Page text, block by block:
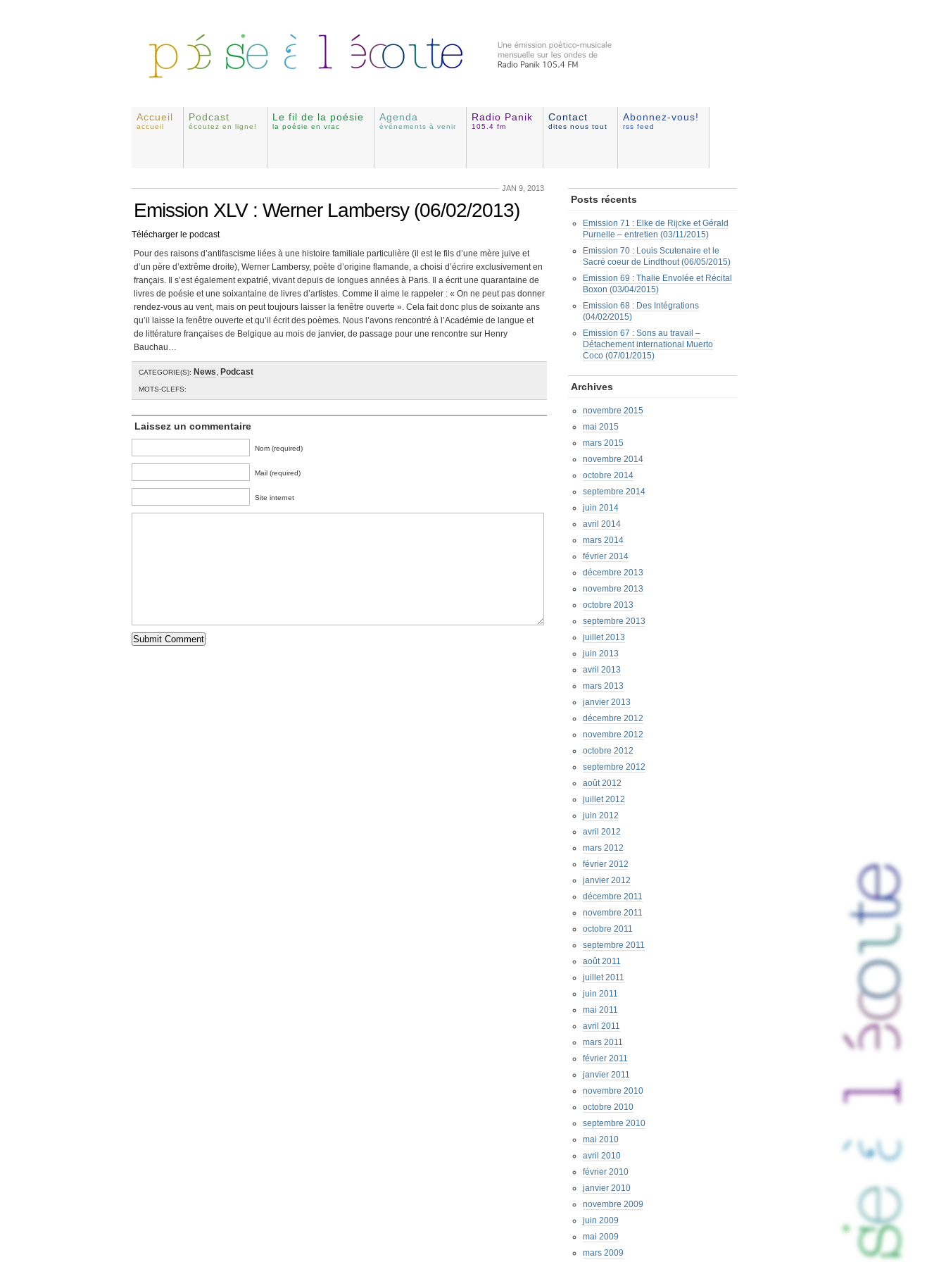
Accueil
accueil
Podcast
écoutez en ligne!
Le fil de la poésie
la poésie en vrac
Agenda
événements à venir
Radio Panik
105.4 fm
Contact
dites nous tout
Abonnez-vous!
rss feed
JAN 9, 2013
Emission XLV : Werner Lambersy (06/02/2013)
Télécharger le podcast
Pour des raisons d’antifascisme liées à une histoire familiale particulière (il est le fils d’une mère juive et
d’un père d’extrême droite), Werner Lambersy, poète d’origine flamande, a choisi d’écrire exclusivement en
français. Il s’est également expatrié, vivant depuis de longues années à Paris. Il a écrit une quarantaine de
livres de poésie et une soixantaine de livres d’artistes. Comme il aime le rappeler : « On ne peut pas donner
rendez-vous au vent, mais on peut toujours laisser la fenêtre ouverte ». Cela fait donc plus de soixante ans
qu’il laisse la fenêtre ouverte et qu’il écrit des poèmes. Nous l’avons rencontré à l’Académie de langue et
de littérature françaises de Belgique au mois de janvier, de passage pour une rencontre sur Henry
Bauchau…
CATEGORIE(S): News, Podcast
MOTS-CLEFS:
Laissez un commentaire
Nom (required)
Mail (required)
Site internet
Posts récents
Emission 71 : Elke de Rijcke et Gérald
Purnelle – entretien (03/11/2015)
Emission 70 : Louis Scutenaire et le
Sacré coeur de Lindthout (06/05/2015)
Emission 69 : Thalie Envolée et Récital
Boxon (03/04/2015)
Emission 68 : Des Intégrations
(04/02/2015)
Emission 67 : Sons au travail –
Détachement international Muerto
Coco (07/01/2015)
Archives
novembre 2015
mai 2015
mars 2015
novembre 2014
octobre 2014
septembre 2014
juin 2014
avril 2014
mars 2014
février 2014
décembre 2013
novembre 2013
octobre 2013
septembre 2013
juillet 2013
juin 2013
avril 2013
mars 2013
janvier 2013
décembre 2012
novembre 2012
octobre 2012
septembre 2012
août 2012
juillet 2012
juin 2012
avril 2012
mars 2012
février 2012
janvier 2012
décembre 2011
novembre 2011
octobre 2011
septembre 2011
août 2011
juillet 2011
juin 2011
mai 2011
avril 2011
mars 2011
février 2011
janvier 2011
novembre 2010
octobre 2010
septembre 2010
mai 2010
avril 2010
février 2010
janvier 2010
novembre 2009
juin 2009
mai 2009
mars 2009